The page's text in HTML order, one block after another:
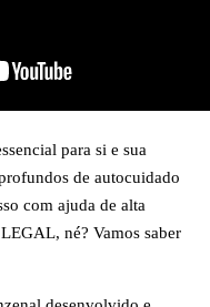
para si e sua
de autocuidado
com ajuda de alta
né? Vamos saber